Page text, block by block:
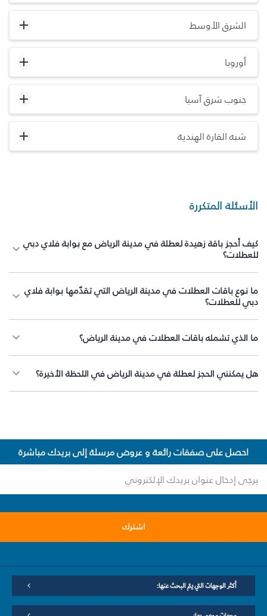
الشرق الأوسط
أوروبا
جنوب شرق آسيا
شبه القارة الهندية
الأسئلة المتكررة
كيف أحجز باقة زهيدة لعطلة في مدينة الرياض مع بوابة فلاي دبي
للعطلات؟
ما نوع باقات العطلات في مدينة الرياض التي تقدّمها بوابة فلاي
دبي للعطلات؟
ما الذي تشمله باقات العطلات في مدينة الرياض؟
هل يمكنني الحجز لعطلة في مدينة الرياض في اللحظة الأخيرة؟
احصل على صفقات رائعة و عروض مرسلة إلى بريدك مباشرة
اشترك
أكثر الوجهات التي يتم البحث عنها: